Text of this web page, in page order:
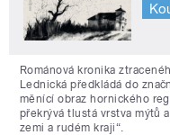
Románová kronika
Lednická předkládá do
měnící obraz hornického
překrývá tlustá vrstva mýtů
zemi a rudém kraji“.